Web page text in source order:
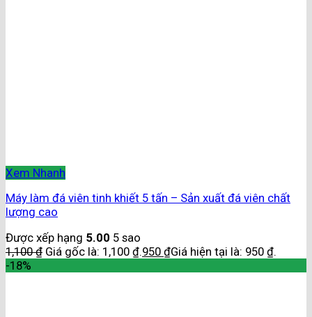
Xem Nhanh
Máy làm đá viên tinh khiết 5 tấn – Sản xuất đá viên chất
lượng cao
Được xếp hạng 5.00 5 sao
1,100₫ Giá gốc là: 1,100 ₫.950 ₫Giá hiện tại là: 950 ₫.
-18%